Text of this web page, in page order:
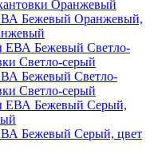
Бежевый Оранжевый,
Бежевый Светло-
Светло-серый
Бежевый Серый, цвет